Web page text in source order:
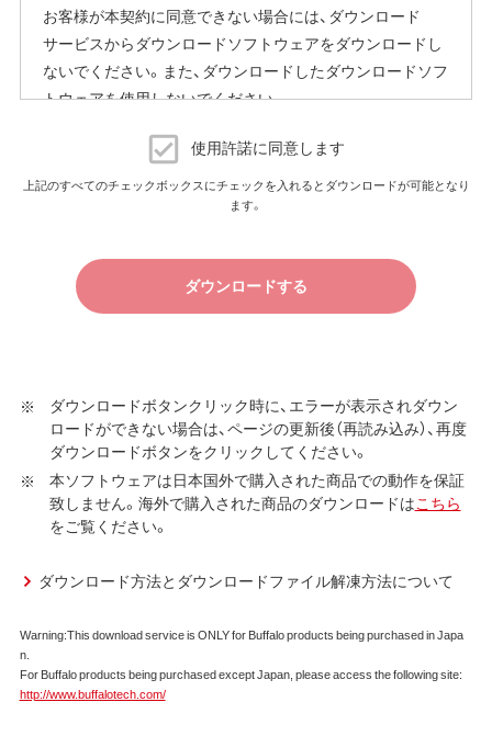
ファームウェア自動更新中はインターネットに接続できな
くなります。
従量制課金契約の場合は、ファームウェアダウンロードに
よる通信費用や、パケット通信量の超過による速度制限が
お客様が本契約に同意できない場合には、ダウンロード
サービスからダウンロードソフトウェアをダウンロードし
ないでください。また、ダウンロードしたダウンロードソフ
トウェアを使用しないでください。
ダウンロードソフトウェア使用許諾契約
（株）バッファロー（以下、弊社といいます）は、お客様がダウ
ンロードソフトウェア使用許諾契約（以下、本契約といいま
ます）について弊社が保証契約に基づく修理を実施する際
の条件である保証契約約款、およびそれに含まれるソフト
ウェア（以下、添付ソフトウェアといいます）の使用許諾契
ア（ユーティリティ・ファームウェア・ドライバなど）を含み
以下、本ソフトウェアといいます）の使用を許諾いたしま
す。
第1条 使用許諾
弊社は、本契約に規定する条件で、本ソフトウェアの
本ソフトウェアは、著作権法その他の無体財産権に関
本ソフトウェアは、本契約に規定される条件のもとで
使用許諾するものであり、販売されるものではなく、
使用許諾に同意します
上記のすべてのチェックボックスにチェックを入れるとダウンロードが可能となり
ます。
ダウンロードする
ダウンロードボタンクリック時に、エラーが表示されダウン
ロードができない場合は、ページの更新後（再読み込み）、再度
ダウンロードボタンをクリックしてください。
本ソフトウェアは日本国外で購入された商品での動作を保証
致しません。海外で購入された商品のダウンロードはこちら
をご覧ください。
ダウンロード方法とダウンロードファイル解凍方法について
Warning:This download service is ONLY for Buffalo products being purchased in Japa
n.
For Buffalo products being purchased except Japan, please access the following site:
http://www.buffalotech.com/